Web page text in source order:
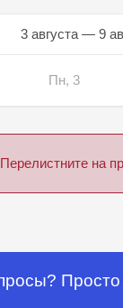
3 августа — 9
Пн, 3
Перелистните